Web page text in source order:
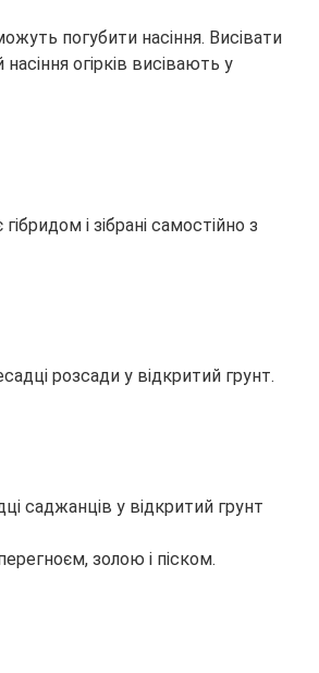
погубити насіння. Висівати
огірків висівають у
і зібрані самостійно з
розсади у відкритий грунт.
саджанців у відкритий грунт
золою і піском.